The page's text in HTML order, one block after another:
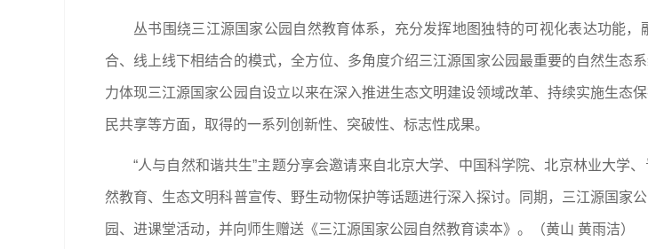
丛书围绕三江源国家公园自然教育体系，充分发挥地图独特的可视化表达功能
合、线上线下相结合的模式，全方位、多角度介绍三江源国家公园最重要的自然生态
力体现三江源国家公园自设立以来在深入推进生态文明建设领域改革、持续实施生态
民共享等方面，取得的一系列创新性、突破性、标志性成果。
“人与自然和谐共生”主题分享会邀请来自北京大学、中国科学院、北京林业大学
然教育、生态文明科普宣传、野生动物保护等话题进行深入探讨。同期，三江源国家
园、进课堂活动，并向师生赠送《三江源国家公园自然教育读本》。（黄山 黄雨洁）